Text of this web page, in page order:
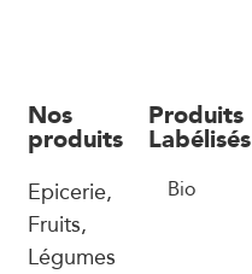
Nos
produits
Epicerie,
Fruits,
Légumes
Produits
Labélisés
Bio